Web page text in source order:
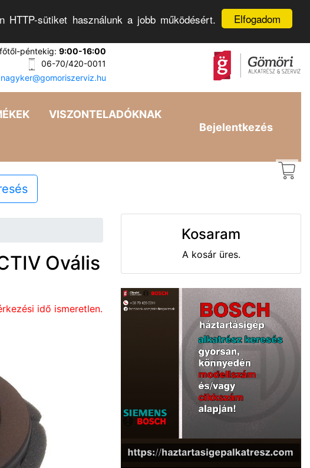
Elfogadom
HTTP-sütiket használunk a jobb működésért.
péntekig: 9:00-16:00
06-70/420-0011
nagyker@gomoriszerviz.hu
VISZONTELADÓKNAK
Bejelentkezés
Ovális
idő ismeretlen.
Kosaram
A kosár üres.